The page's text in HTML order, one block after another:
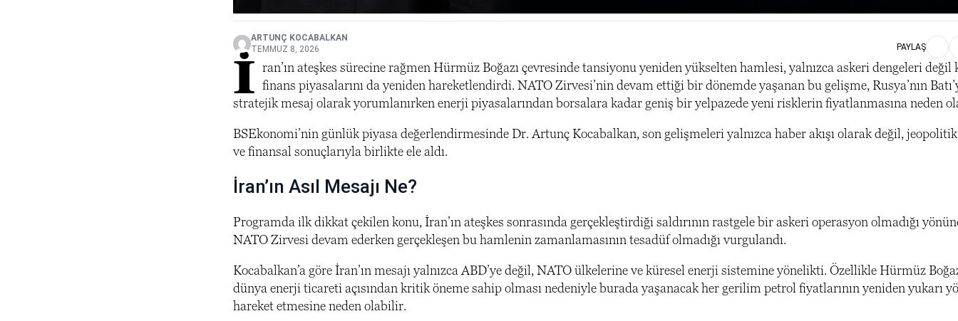
ARTUNÇ KOCABALKAN
TEMMUZ 8, 2026
PAYLAŞ
İ ran’ın ateşkes sürecine rağmen Hürmüz Boğazı çevresinde tansiyonu yeniden yükselten hamlesi, yalnızca askeri dengeleri değil
finans piyasalarını da yeniden hareketlendirdi. NATO Zirvesi’nin devam ettiği bir dönemde yaşanan bu gelişme, Rusya’nın
stratejik mesaj olarak yorumlanırken enerji piyasalarından borsalara kadar geniş bir yelpazede yeni risklerin fiyatlanmasına neden
BSEkonomi’nin günlük piyasa değerlendirmesinde Dr. Artunç Kocabalkan, son gelişmeleri yalnızca haber akışı olarak değil,
ve finansal sonuçlarıyla birlikte ele aldı.
İran’ın Asıl Mesajı Ne?
Programda ilk dikkat çekilen konu, İran’ın ateşkes sonrasında gerçekleştirdiği saldırının rastgele bir askeri operasyon olmadığı
NATO Zirvesi devam ederken gerçekleşen bu hamlenin zamanlamasının tesadüf olmadığı vurgulandı.
Kocabalkan’a göre İran’ın mesajı yalnızca ABD’ye değil, NATO ülkelerine ve küresel enerji sistemine yönelikti. Özellikle Hürmüz
dünya enerji ticareti açısından kritik öneme sahip olması nedeniyle burada yaşanacak her gerilim petrol fiyatlarının yeniden yukarı
hareket etmesine neden olabilir.